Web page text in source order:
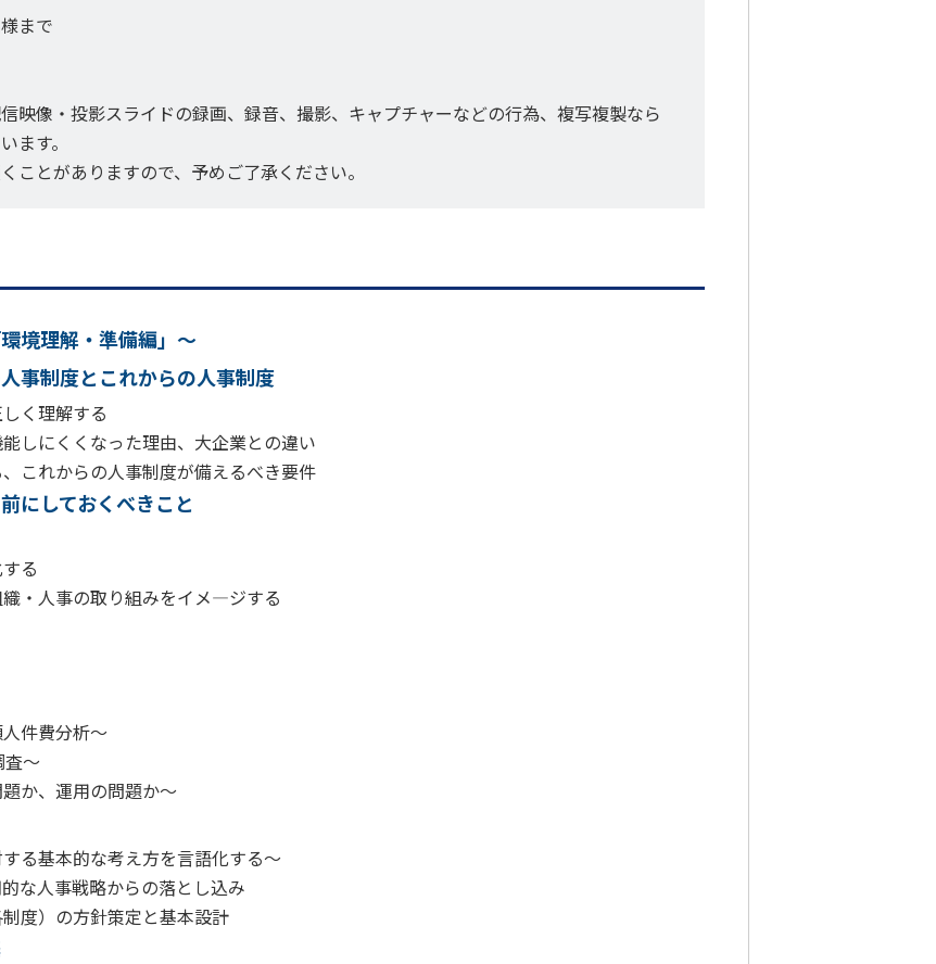
まで
映像・投影スライドの録画、録音、撮影、キャプチャーなどの行為、複写複製なら
ます。
ことがありますので、予めご了承ください。
境理解・準備編」～
事制度とこれからの人事制度
く理解する
しにくくなった理由、大企業との違い
これからの人事制度が備えるべき要件
にしておくべきこと
る
・人事の取り組みをイメ―ジする
件費分析～
～
か、運用の問題か～
る基本的な考え方を言語化する～
な人事戦略からの落とし込み
度）の方針策定と基本設計